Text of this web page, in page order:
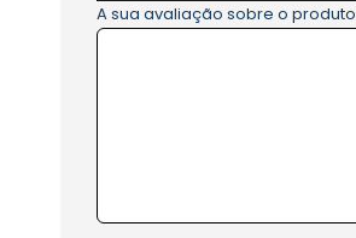
A sua avaliação sobre o produto